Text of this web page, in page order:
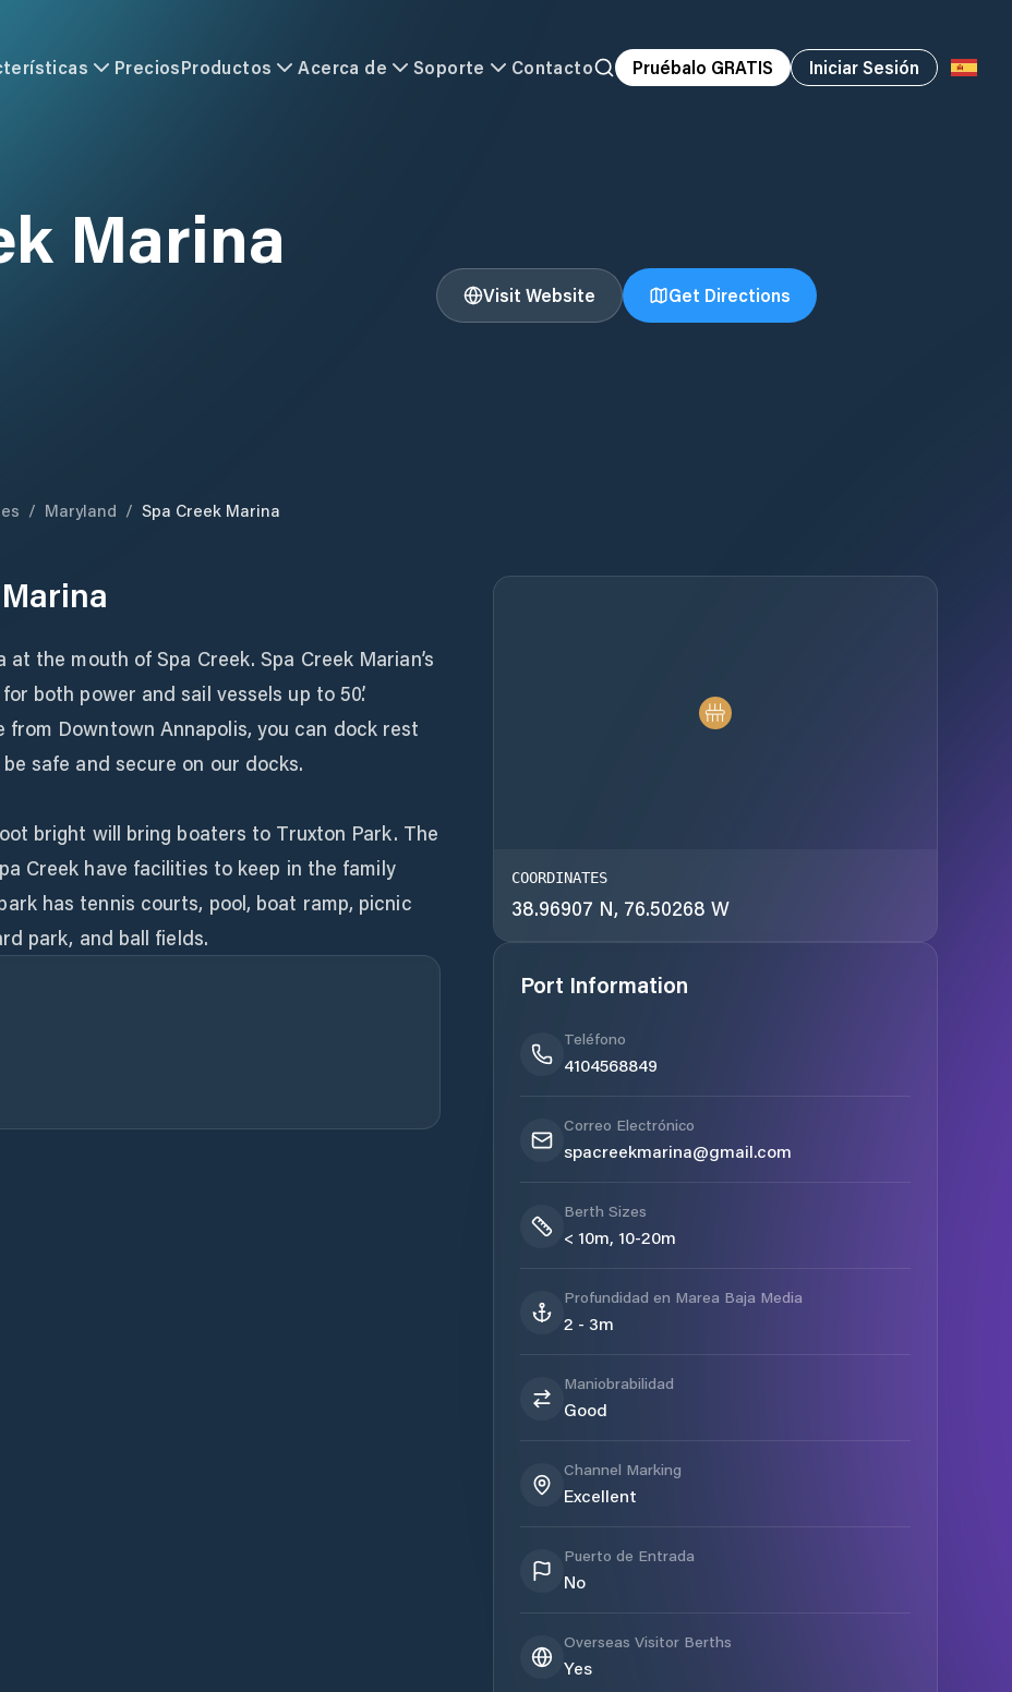
PreciosProductos Acerca de Soporte Contacto Pruébalo GRATIS Iniciar Sesión
Marina
Visit Website Get Directions
/ Maryland / Spa Creek Marina
at the mouth of Spa Creek. Spa Creek Marian’s
both power and sail vessels up to 50’.
from Downtown Annapolis, you can dock rest
safe and secure on our docks.
bright will bring boaters to Truxton Park. The
Creek have facilities to keep in the family
has tennis courts, pool, boat ramp, picnic
park, and ball fields.
COORDINATES
38.96907 N, 76.50268 W
Port Information
Teléfono
4104568849
Correo Electrónico
spacreekmarina@gmail.com
Berth Sizes
< 10m, 10-20m
Profundidad en Marea Baja Media
2 - 3m
Maniobrabilidad
Good
Channel Marking
Excellent
Puerto de Entrada
No
Overseas Visitor Berths
Yes